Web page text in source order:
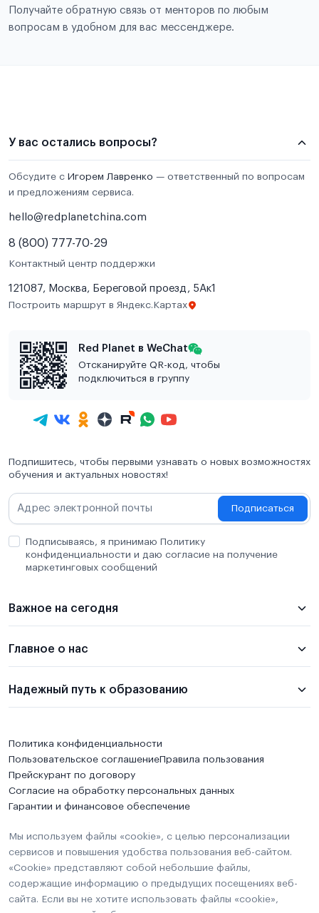
Получайте обратную связь от менторов по любым
вопросам в удобном для вас мессенджере.
У вас остались вопросы?
Обсудите с Игорем Лавренко — ответственный по вопросам
и предложениям сервиса.
hello@redplanetchina.com
8 (800) 777-70-29
Контактный центр поддержки
121087, Москва, Береговой проезд, 5Ак1
Построить маршрут в Яндекс.Картах
Red Planet в WeChat
Отсканируйте QR-код, чтобы
подключиться в группу
Подпишитесь, чтобы первыми узнавать о новых возможностях
обучения и актуальных новостях!
Подписаться
Подписываясь, я принимаю Политику
конфиденциальности и даю согласие на получение
маркетинговых сообщений
Важное на сегодня
Главное о нас
Надежный путь к образованию
Политика конфиденциальности
Пользовательское соглашениеПравила пользования
Прейскурант по договору
Согласие на обработку персональных данных
Гарантии и финансовое обеспечение
Мы используем файлы «cookie», с целью персонализации
сервисов и повышения удобства пользования веб-сайтом.
«Cookie» представляют собой небольшие файлы,
содержащие информацию о предыдущих посещениях веб-
сайта. Если вы не хотите использовать файлы «cookie»,